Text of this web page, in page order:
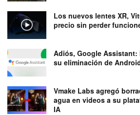
Los nuevos lentes XR,
precio sin perder
Adiós, Google Assistant:
su eliminación de
Vmake Labs agregó
agua en videos a su
IA